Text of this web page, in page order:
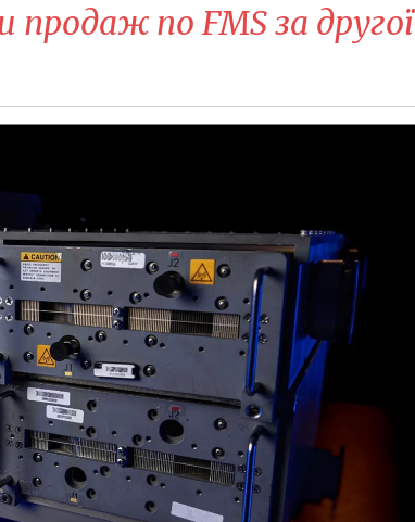
продаж по FMS за другої